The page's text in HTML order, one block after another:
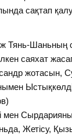
сақтап
Тянь-Шаньның
саяхат
жотасын,
мен
Жетісу,